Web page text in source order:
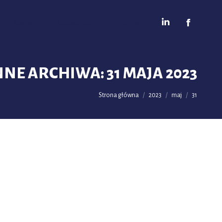
ARCHIWA:31 MAJA 2023
Jesteś tutaj:
Strona główna 2023 maj 31